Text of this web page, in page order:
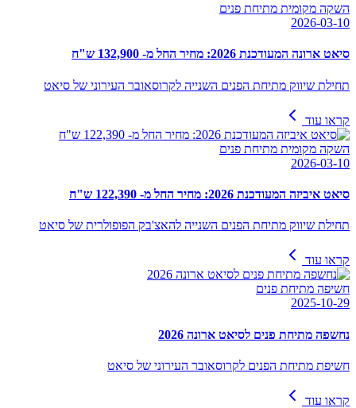
השקה מקומית מתיחת פנים
2026-03-10
סיאט ארונה המעודכנת 2026: מחיר החל מ- 132,900 ש"ח
תחילת שיווק מתיחת הפנים השנייה לקרוסאובר העירוני של סיאט
קראו עוד
השקה מקומית מתיחת פנים
2026-03-10
סיאט איביזה המעודכנת 2026: מחיר החל מ- 122,390 ש"ח
תחילת שיווק מתיחת הפנים השנייה להאצ'בק הפופולרית של סיאט
קראו עוד
חשיפה מתיחת פנים
2025-10-29
נחשפה מתיחת פנים לסיאט ארונה 2026
חשיפת מתיחת הפנים לקרוסאובר העירוני של סיאט
קראו עוד